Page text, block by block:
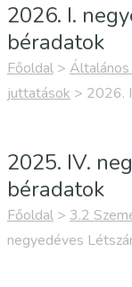
2026. I.
béradatok
Főoldal >
juttatások > 2026.
2025. IV.
béradatok
Főoldal > 3.2
negyedéves